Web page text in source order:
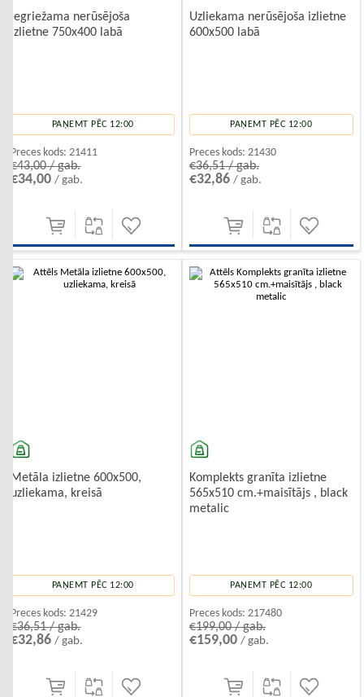
Iegriežama nerūsējoša
izlietne 750x400 labā
PAŅEMT PĒC 12:00
Preces kods: 21411
€43,00 / gab.
€34,00/ gab.
Uzliekama nerūsējoša izlietne
600x500 labā
PAŅEMT PĒC 12:00
Preces kods: 21430
€36,51 / gab.
€32,86 / gab.
Metāla izlietne 600x500,
uzliekama, kreisā
PAŅEMT PĒC 12:00
Preces kods: 21429
€36,51 / gab.
€32,86/ gab.
Komplekts granīta izlietne
565x510 cm.+maisītājs , black
metalic
PAŅEMT PĒC 12:00
Preces kods: 217480
€199,00 / gab.
€159,00 / gab.